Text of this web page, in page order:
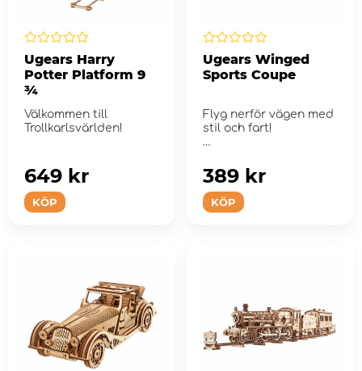
Ugears Harry
Potter Platform 9
¾
Välkommen till
Trollkarlsvärlden!
KÖP
649 kr
Ugears Winged
Sports Coupe
Flyg nerför vägen med
stil och fart!
KÖP
389 kr